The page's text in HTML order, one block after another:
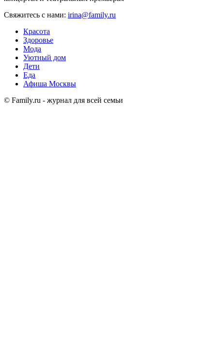
Свяжитесь с нами: irina@family.ru
Красота
Здоровье
Мода
Уютный дом
Дети
Еда
Афиша Москвы
© Family.ru - журнал для всей семьи